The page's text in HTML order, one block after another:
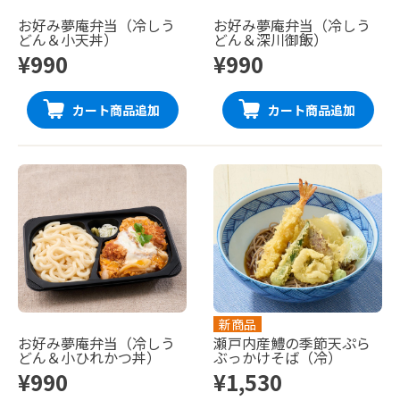
お好み夢庵弁当（冷しう
どん＆小天丼）
¥990
カート商品追加
お好み夢庵弁当（冷しう
どん＆深川御飯）
¥990
カート商品追加
お好み夢庵弁当（冷しう
どん＆小ひれかつ丼）
¥990
新商品
瀬戸内産鱧の季節天ぷら
ぶっかけそば（冷）
¥1,530